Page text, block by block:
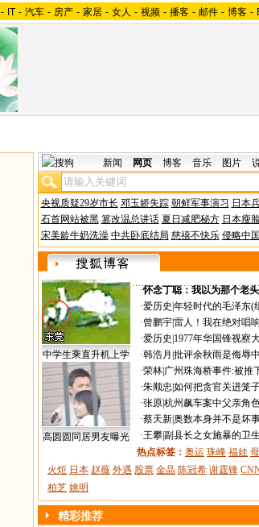
- IT - 汽车 - 房产 - 家居 - 女人 - 视频 - 播客 - 邮件 - 博客 -
新闻 网页 博客 音乐 图片
央视质疑29岁市长 邓玉娇失踪 朝鲜军事演习 日本
石首网站被黑 篡改温总讲话 夏日减肥秘方 日本瘦
宋美龄牛奶洗澡 中共卧底结局 慈禧不快乐 侵略中
中学生乘直升机上学
高圆圆同居男友曝光
·怀念丁聪：我以为那个老
·爱历史 年轻时代的毛泽东(
·曾鹏宇|雷人！我在绝对唱
·爱历史 1977年华国锋视察
·韩浩月 批评余秋雨是侮辱
·荣林| 广州珠海桥事件:被推
·朱顺忠 如何把贪官关进笼
·张原|杭州飙车案中父亲角
·蔡天新|奥数本身并不是坏
·王攀|副县长之女施暴的卫
热点标签： 奥运 珠峰 福娃
火炬 日本 赵薇 外遇 股票 金晶 陈冠希 谢霆锋
柏芝 姚明
精彩推荐